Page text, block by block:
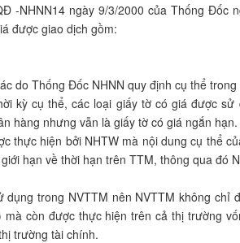
-NHNN14 ngày 9/3/2000 của Thống Đốc
được giao dịch gồm:
do Thống Đốc NHNN quy định cụ thể
kỳ cụ thể, các loại giấy tờ có giá được
hàng nhưng vẫn là giấy tờ có giá ngắn hạn.
thực hiện bởi NHTW mà nội dung cụ thể
hạn về thời hạn trên TTM, thông qua đó
dụng trong NVTTM nên NVTTM không
còn được thực hiện trên cả thị trường
trường tài chính.